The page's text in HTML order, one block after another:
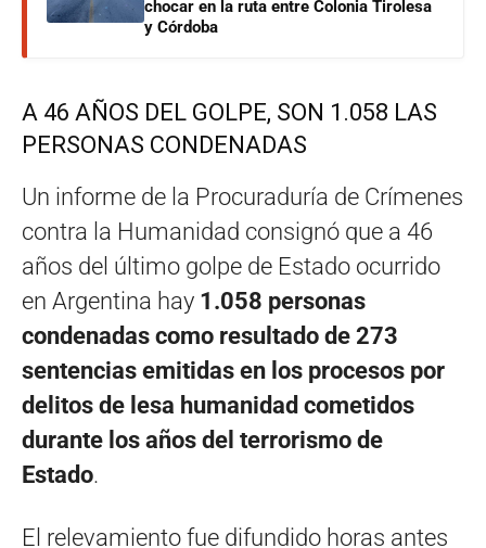
chocar en la ruta entre Colonia Tirolesa
y Córdoba
A 46 AÑOS DEL GOLPE, SON 1.058 LAS
PERSONAS CONDENADAS
Un informe de la Procuraduría de Crímenes
contra la Humanidad consignó que a 46
años del último golpe de Estado ocurrido
en Argentina hay 1.058 personas
condenadas como resultado de 273
sentencias emitidas en los procesos por
delitos de lesa humanidad cometidos
durante los años del terrorismo de
Estado.
El relevamiento fue difundido horas antes